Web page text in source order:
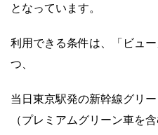
となっています。
利用できる条件は、「ビュー
つ、
当日東京駅発の新幹線グリ
（プレミアムグリーン車を